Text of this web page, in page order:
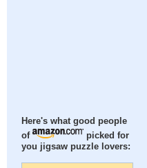
Here's what good people
of
picked for
you jigsaw puzzle lovers: